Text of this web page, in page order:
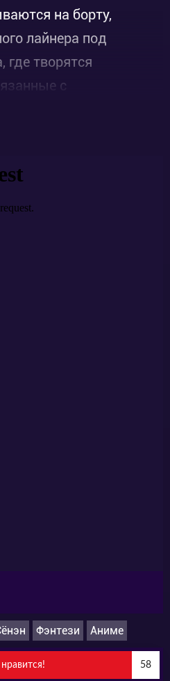
на борту,
лайнера под
где творятся
с
Фэнтези Аниме
58